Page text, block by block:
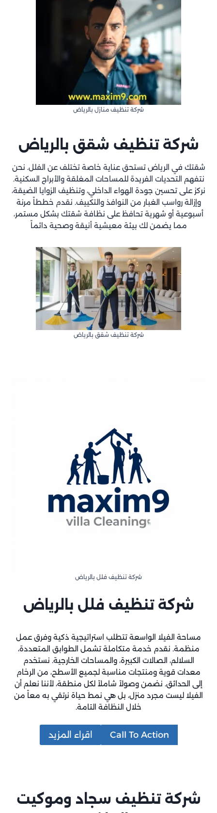
شركة تنظيف منازل بالرياض
شركة تنظيف شقق بالرياض
شقتك في الرياض تستحق عناية خاصة تختلف عن الفلل. نحن
نتفهم التحديات الفريدة للمساحات المغلقة والأبراج السكنية.
نركز على تحسين جودة الهواء الداخلي، وتنظيف الزوايا الضيقة،
وإزالة رواسب الغبار من النوافذ والتكييف. نقدم خططاً مرنة
أسبوعية أو شهرية تحافظ على نظافة شقتك بشكل مستمر،
مما يضمن لك بيئة معيشية أنيقة وصحية دائماً
شركة تنظيف شقق بالرياض
شركة تنظيف فلل بالرياض
شركة تنظيف فلل بالرياض
مساحة الفيلا الواسعة تتطلب استراتيجية ذكية وفرق عمل
منظمة. نقدم خدمة متكاملة تشمل الطوابق المتعددة،
السلالم، الصالات الكبيرة، والمساحات الخارجية. نستخدم
معدات قوية ومنتجات مناسبة لجميع الأسطح، من الرخام
إلى الحدائق. نضمن وصولاً شاملاً لكل منطقة، لأننا نعلم أن
الفيلا ليست مجرد منزل، بل هي نمط حياة نرتقي به معاً من
خلال النظافة التامة.
Call To Action اقراء المزيد
شركة تنظيف سجاد وموكيت